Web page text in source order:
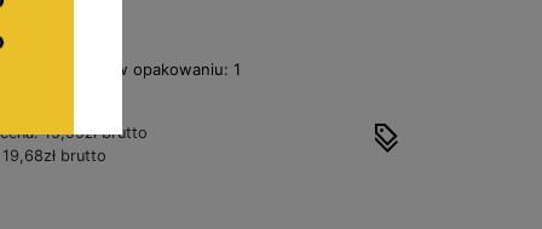
- liczba sztuk w opakowaniu: 1
15,99zł brutto
brutto